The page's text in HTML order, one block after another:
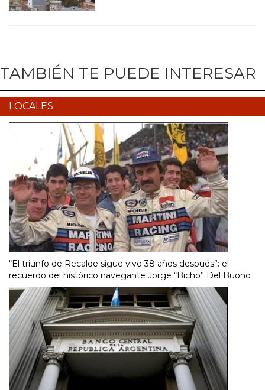
TAMBIÉN TE PUEDE INTERESAR
LOCALES
“El triunfo de Recalde sigue vivo 38 años después”: el
recuerdo del histórico navegante Jorge “Bicho” Del Buono